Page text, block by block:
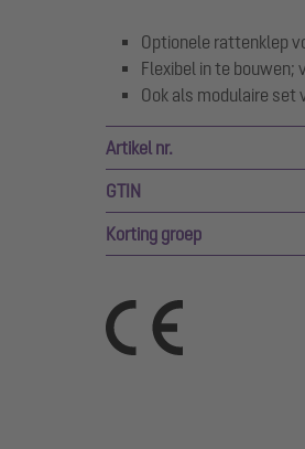
Optionele rattenklep
Flexibel in te bouwen;
Ook als modulaire set
Artikel nr.
GTIN
Korting groep